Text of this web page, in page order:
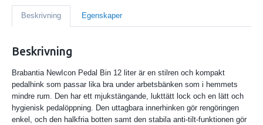
Beskrivning Egenskaper
Beskrivning
Brabantia NewIcon Pedal Bin 12 liter är en stilren och kompakt
pedalhink som passar lika bra under arbetsbänken som i hemmets
mindre rum. Den har ett mjukstängande, lukt­tätt lock och en lätt och
hygienisk pedalöppning. Den uttagbara innerhinken gör rengöringen
enkel, och den halkfria botten samt den stabila anti‑tilt‑funktionen gör